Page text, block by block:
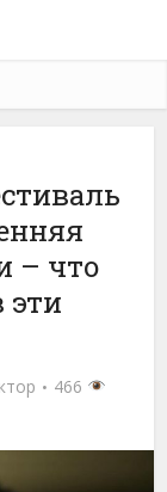
– что
эти
466